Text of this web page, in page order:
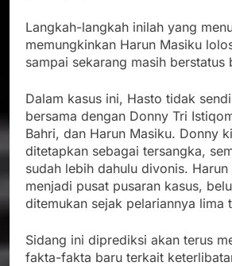
Langkah-langkah inilah yang
memungkinkan Harun Masiku
sampai sekarang masih berstatus
Dalam kasus ini, Hasto tidak
bersama dengan Donny Tri
Bahri, dan Harun Masiku. Donny
ditetapkan sebagai tersangka,
sudah lebih dahulu divonis.
menjadi pusat pusaran kasus,
ditemukan sejak pelariannya lima
Sidang ini diprediksi akan terus
fakta-fakta baru terkait